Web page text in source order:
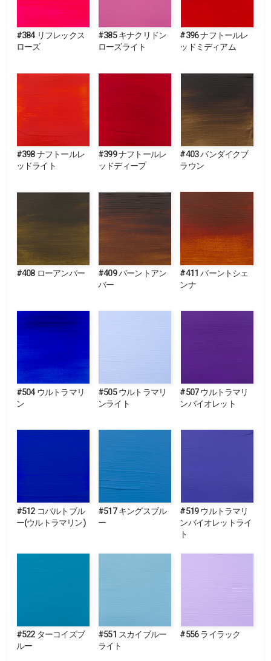
#384 リフレックス
ローズ
#385 キナクリドン
ローズライト
#396 ナフトールレ
ッドミディアム
#398 ナフトールレ
ッドライト
#399 ナフトールレ
ッドディープ
#403 バンダイクブ
ラウン
#408 ローアンバー
#409 バーントアン
バー
#411 バーントシェ
ンナ
#504 ウルトラマリ
ン
#505 ウルトラマリ
ンライト
#507 ウルトラマリ
ンバイオレット
#512 コバルトブル
ー(ウルトラマリン)
#517 キングスブル
ー
#519 ウルトラマリ
ンバイオレットライ
ト
#522 ターコイズブ
ルー
#551 スカイブルー
ライト
#556 ライラック